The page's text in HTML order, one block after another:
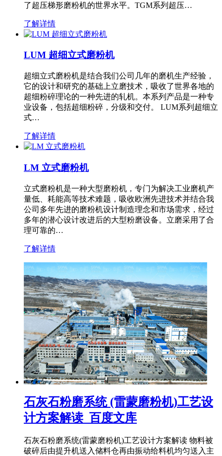
了超压梯形磨粉机的世界水平。TGM系列超压…
了解详情
LUM 超细立式磨粉机
超细立式磨粉机是结合我们公司几年的磨机生产经验，
它的设计和研究的基础上立磨技术，吸收了世界各地的
超细粉碎理论的一种先进的轧机。本系列产品是一种专
业设备，包括超细粉碎，分级和交付。 LUM系列超细立
式…
了解详情
LM 立式磨粉机
立式磨粉机是一种大型磨粉机，专门为解决工业磨机产
量低、耗能高等技术难题，吸收欧洲先进技术并结合我
公司多年先进的磨粉机设计制造理念和市场需求，经过
多年的潜心设计改进后的大型粉磨设备。立磨采用了合
理可靠的…
了解详情
石灰石粉磨系统 (雷蒙磨粉机)工艺设
计方案解读_百度文库
石灰石粉磨系统(雷蒙磨粉机)工艺设计方案解读 物料被
破碎后由提升机送入储料仓再由振动给料机均匀送入主